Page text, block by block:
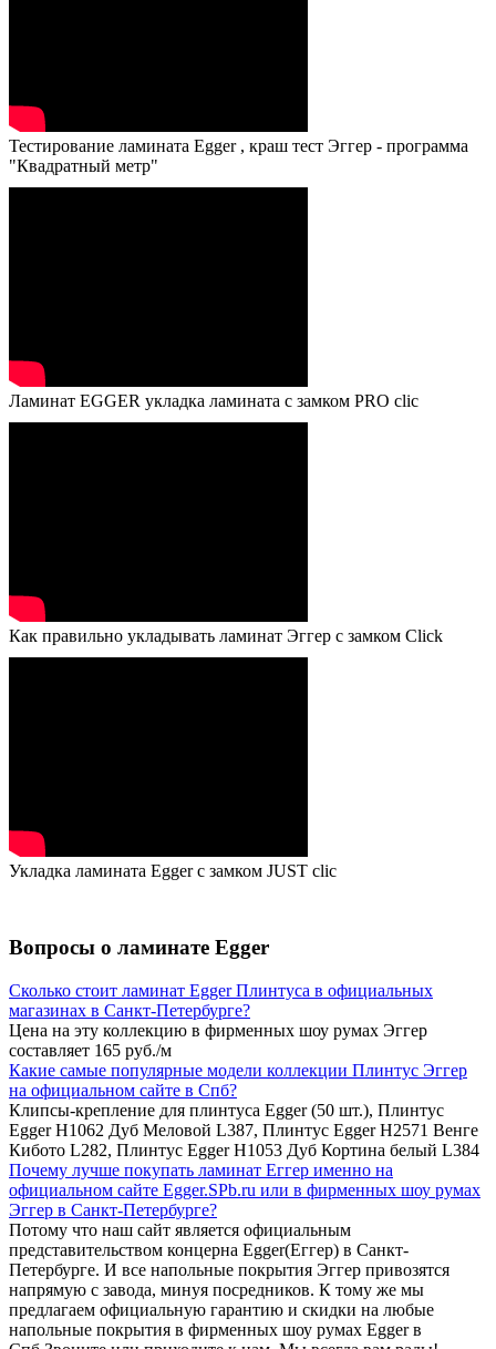
Тестирование ламината Egger , краш тест Эггер - программа
"Квадратный метр"
Ламинат EGGER укладка ламината с замком PRO clic
Как правильно укладывать ламинат Эггер с замком Click
Укладка ламината Egger с замком JUST clic
Вопросы о ламинате Egger
Сколько стоит ламинат Egger Плинтуса в официальных
магазинах в Санкт-Петербурге?
Цена на эту коллекцию в фирменных шоу румах Эггер
составляет 165 руб./м
Какие самые популярные модели коллекции Плинтус Эггер
на официальном сайте в Спб?
Клипсы-крепление для плинтуса Egger (50 шт.), Плинтус
Egger Н1062 Дуб Меловой L387, Плинтус Egger Н2571 Венге
Кибото L282, Плинтус Egger Н1053 Дуб Кортина белый L384
Почему лучше покупать ламинат Еггер именно на
официальном сайте Egger.SPb.ru или в фирменных шоу румах
Эггер в Санкт-Петербурге?
Потому что наш сайт является официальным
представительством концерна Egger(Еггер) в Санкт-
Петербурге. И все напольные покрытия Эггер привозятся
напрямую с завода, минуя посредников. К тому же мы
предлагаем официальную гарантию и скидки на любые
напольные покрытия в фирменных шоу румах Egger в